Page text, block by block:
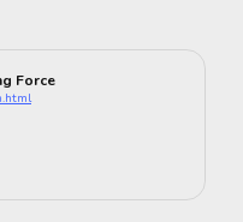
Force